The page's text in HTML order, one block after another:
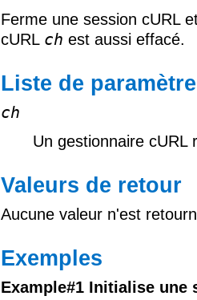
Ferme une session cURL
cURL ch est aussi effacé.
Liste de
ch
Un gestionnaire
Valeurs de retour
Aucune valeur n'est
Exemples
Example#1 Initialise une